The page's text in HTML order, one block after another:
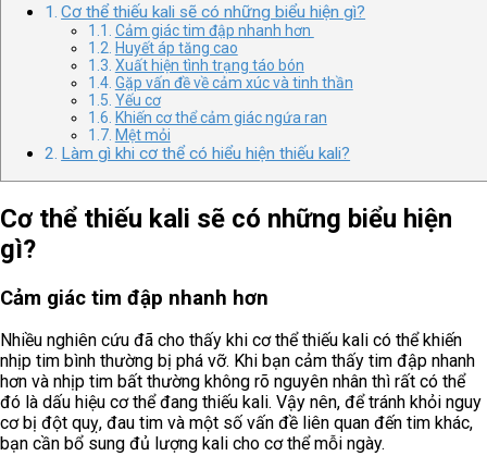
Cơ thể thiếu kali sẽ có những biểu hiện gì?
Cảm giác tim đập nhanh hơn
Huyết áp tăng cao
Xuất hiện tình trạng táo bón
Gặp vấn đề về cảm xúc và tinh thần
Yếu cơ
Khiến cơ thể cảm giác ngứa ran
Mệt mỏi
Làm gì khi cơ thể có hiểu hiện thiếu kali?
Cơ thể thiếu kali sẽ có những biểu hiện
gì?
Cảm giác tim đập nhanh hơn
Nhiều nghiên cứu đã cho thấy khi cơ thể thiếu kali có thể khiến
nhịp tim bình thường bị phá vỡ. Khi bạn cảm thấy tim đập nhanh
hơn và nhịp tim bất thường không rõ nguyên nhân thì rất có thể
đó là dấu hiệu cơ thể đang thiếu kali. Vậy nên, để tránh khỏi nguy
cơ bị đột quỵ, đau tim và một số vấn đề liên quan đến tim khác,
bạn cần bổ sung đủ lượng kali cho cơ thể mỗi ngày.